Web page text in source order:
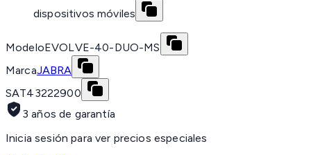
dispositivos móviles
ModeloEVOLVE-40-DUO-MS
MarcaJABRA
SAT43222900
3 años de garantía
Inicia sesión para ver precios especiales